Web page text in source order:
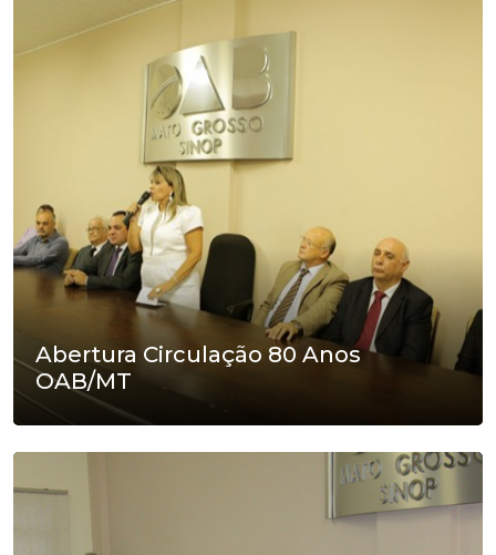
Abertura Circulação 80 Anos
OAB/MT